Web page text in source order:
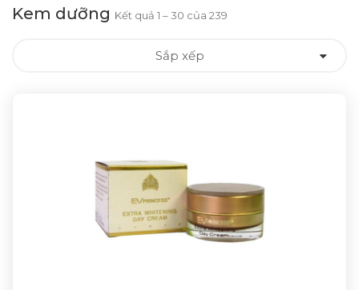
Kem dưỡng Kết quả 1 – 30 của 239
Sắp xếp